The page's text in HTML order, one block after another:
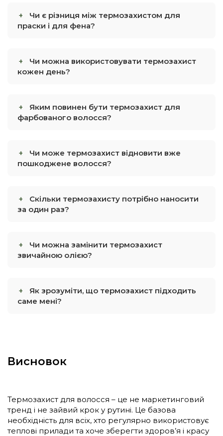
Чи є різниця між термозахистом для
праски і для фена?
Чи можна використовувати термозахист
кожен день?
Яким повинен бути термозахист для
фарбованого волосся?
Чи може термозахист відновити вже
пошкоджене волосся?
Скільки термозахисту потрібно наносити
за один раз?
Чи можна замінити термозахист
звичайною олією?
Як зрозуміти, що термозахист підходить
саме мені?
Висновок
Термозахист для волосся – це не маркетинговий
тренд і не зайвий крок у рутині. Це базова
необхідність для всіх, хто регулярно використовує
теплові прилади та хоче зберегти здоров’я і красу